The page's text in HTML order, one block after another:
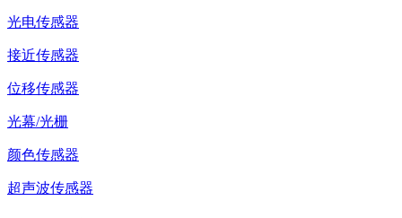
光电传感器
接近传感器
位移传感器
光幕/光栅
颜色传感器
超声波传感器